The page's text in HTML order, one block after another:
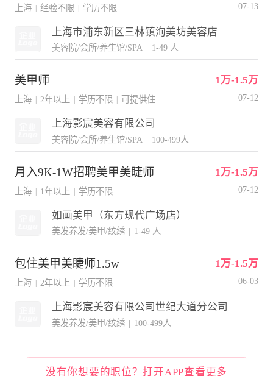
上海 | 经验不限 | 学历不限 07-13
上海市浦东新区三林镇洵美坊美容店
美容院/会所/养生馆/SPA | 1-49 人
美甲师 1万-1.5万
上海 2年以上 学历不限 可提供住 07-12
上海影宸美容有限公司
美容院/会所/养生馆/SPA | 100-499人
月入9K-1W招聘美甲美睫师 1万-1.5万
上海 | 1年以上 | 学历不限 07-12
如画美甲（东方现代广场店）
美发养发/美甲/纹绣 | 1-49 人
包住美甲美睫师1.5w 1万-1.5万
上海 2年以上 学历不限 06-03
上海影宸美容有限公司世纪大道分公司
美发养发/美甲/纹绣 | 100-499人
没有你想要的职位？打开APP查看更多